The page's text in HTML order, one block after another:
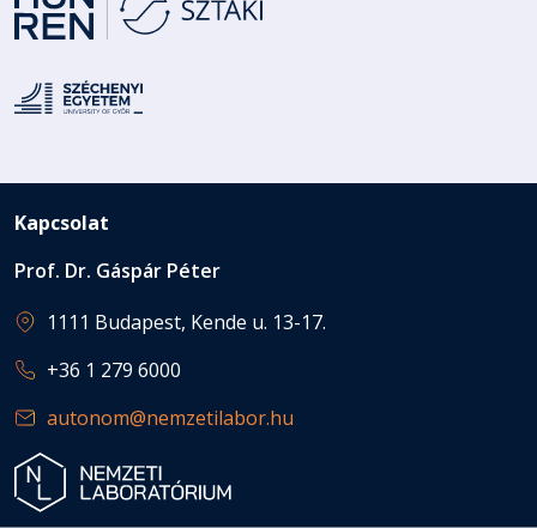
Kapcsolat
Prof. Dr. Gáspár Péter
1111 Budapest, Kende u. 13-17.
+36 1 279 6000
autonom@nemzetilabor.hu